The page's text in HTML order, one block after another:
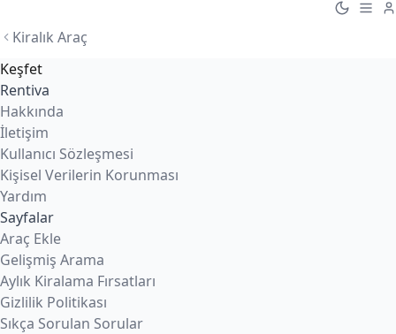
Kiralık Araç
Keşfet
Rentiva
Hakkında
İletişim
Kullanıcı Sözleşmesi
Kişisel Verilerin Korunması
Yardım
Sayfalar
Araç Ekle
Gelişmiş Arama
Aylık Kiralama Fırsatları
Gizlilik Politikası
Sıkça Sorulan Sorular